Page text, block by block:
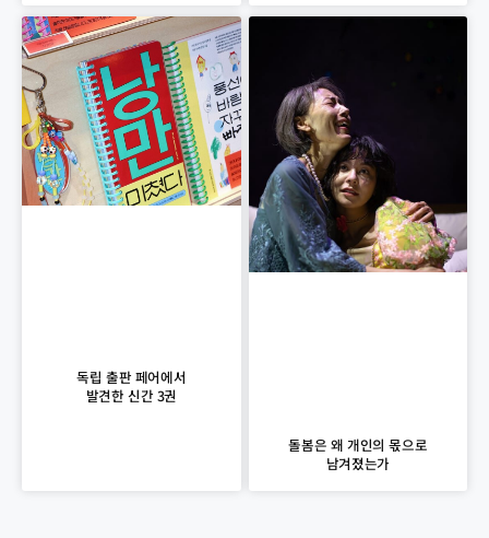
독립 출판 페어에서
발견한 신간 3권
돌봄은 왜 개인의 몫으로
남겨졌는가